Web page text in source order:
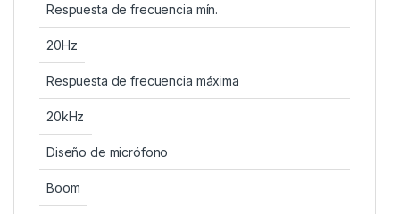
Respuesta de frecuencia mín.
20Hz
Respuesta de frecuencia máxima
20kHz
Diseño de micrófono
Boom